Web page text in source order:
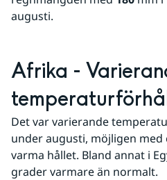
augusti.
Afrika -
Det var varierande
under augusti, möjligen med
varma hållet. Bland annat i
grader varmare än normalt.